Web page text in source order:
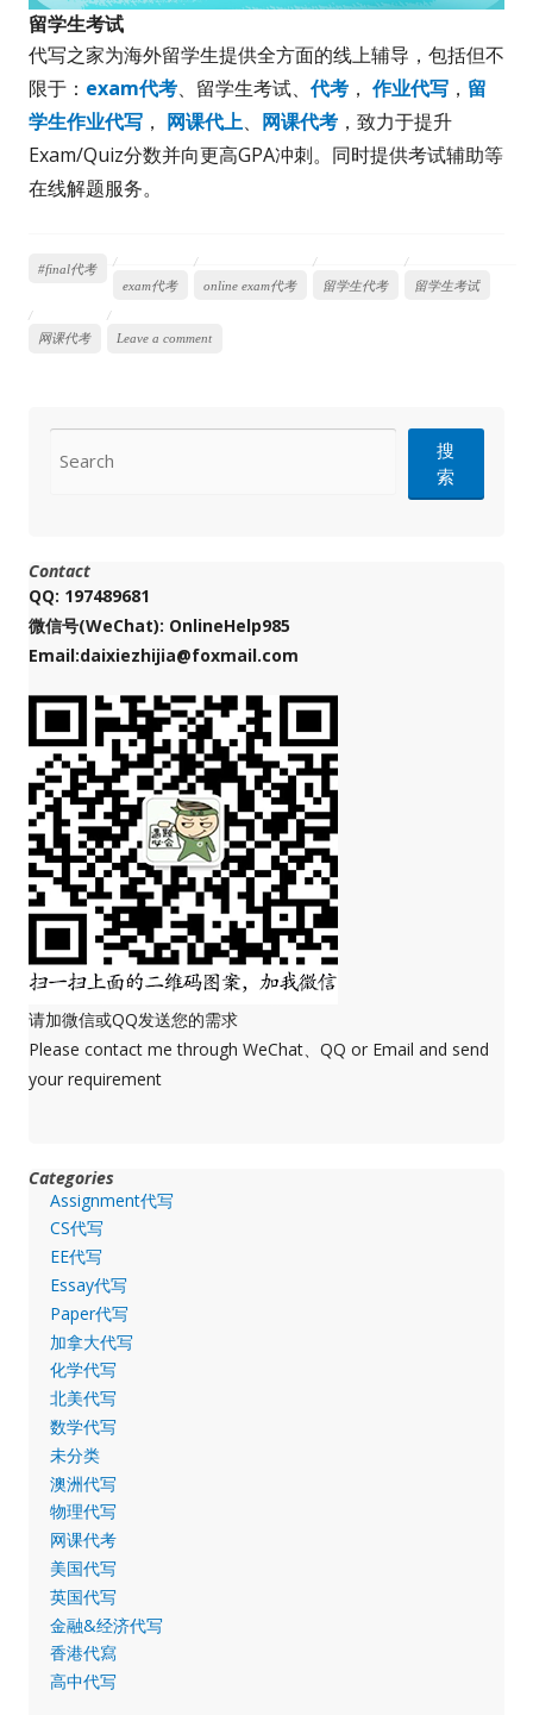
留学生考试
代写之家为海外留学生提供全方面的线上辅导，包括但不
限于： exam代考、留学生考试、代考 ， 作业代写 ， 留
学生作业代写 ， 网课代上、 网课代考 ，致力于提升
Exam/Quiz分数并向更高GPA冲刺。同时提供考试辅助等
在线解题服务。
#final代考
exam代考
online exam代考 留学生代考 留学生考试
网课代考 Leave a comment
搜
索
Contact
QQ: 197489681
微信号(WeChat): OnlineHelp985
Email:daixiezhijia@foxmail.com
请加微信或QQ发送您的需求
Please contact me through WeChat、QQ or Email and send
your requirement
Categories
Assignment代写
CS代写
EE代写
Essay代写
Paper代写
加拿大代写
化学代写
北美代写
数学代写
未分类
澳洲代写
物理代写
网课代考
美国代写
英国代写
金融&经济代写
香港代寫
高中代写